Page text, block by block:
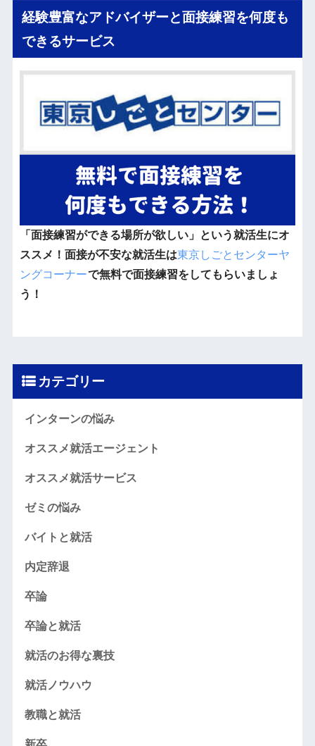
経験豊富なアドバイザーと面接練習を何度も
できるサービス
「面接練習ができる場所が欲しい」という就活生にオ
ススメ！面接が不安な就活生は東京しごとセンターヤ
ングコーナーで無料で面接練習をしてもらいましょ
う！
カテゴリー
インターンの悩み
オススメ就活エージェント
オススメ就活サービス
ゼミの悩み
バイトと就活
内定辞退
卒論
卒論と就活
就活のお得な裏技
就活ノウハウ
教職と就活